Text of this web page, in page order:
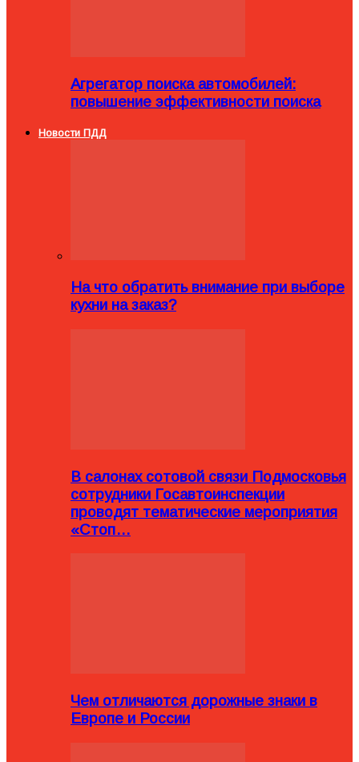
Агрегатор поиска автомобилей:
повышение эффективности поиска
Новости ПДД
На что обратить внимание при выборе
кухни на заказ?
В салонах сотовой связи Подмосковья
сотрудники Госавтоинспекции
проводят тематические мероприятия
«Стоп…
Чем отличаются дорожные знаки в
Европе и России